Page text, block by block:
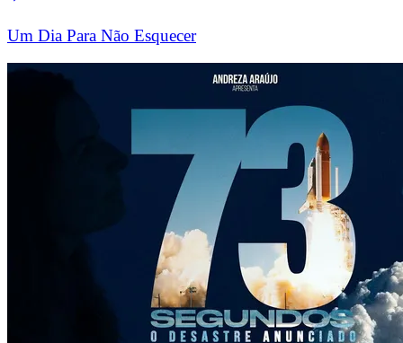
Um Dia Para Não Esquecer